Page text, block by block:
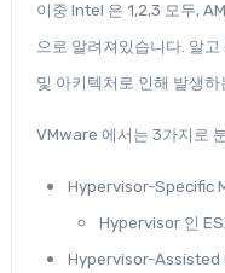
이중 Intel 은 1,2,3 모두,
으로 알려져있습니다. 알
및 아키텍처로 인해 발생하
VMware 에서는 3가지로
Hypervisor-Specific
Hypervisor 인
Hypervisor-Assisted